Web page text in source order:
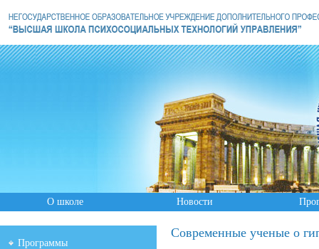
О школе Новости
Программы
Современные ученые о